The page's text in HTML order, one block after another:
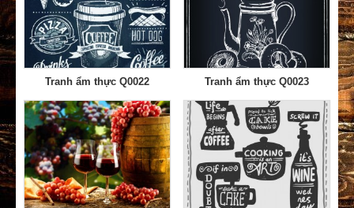
Tranh ẩm thực Q0022 Tranh ẩm thực Q0023